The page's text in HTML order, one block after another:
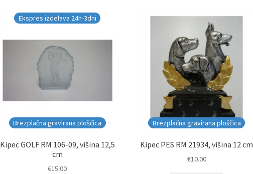
Brezplačna gravirana ploščica
Ekspres izdelava 24h-3dni
Kipec GOLF RM 106-09, višina 12,5
cm
€15.00
Brezplačna gravirana ploščica
Kipec PES RM 21934, višina 12 cm
€10.00